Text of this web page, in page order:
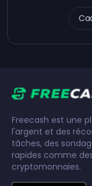
Freecash est une
l'argent et des
tâches, des
rapides comme
cryptomonnaies.